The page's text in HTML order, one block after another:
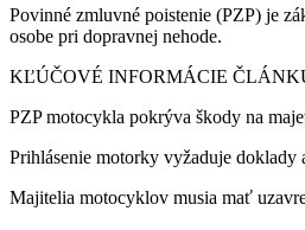
Povinné zmluvné poistenie (PZP) je
osobe pri dopravnej nehode.
KĽÚČOVÉ INFORMÁCIE
PZP motocykla pokrýva škody na
Prihlásenie motorky vyžaduje
Majitelia motocyklov musia mať